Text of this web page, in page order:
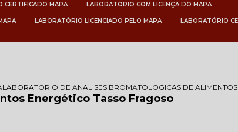
CERTIFICADO MAPA LABORATÓRIO COM LICENÇA DO MAPA
LABORATÓRIO LICENCIADO PELO MAPA LABORATÓRIO
LABORATORIO DE ANALISES BROMATOLOGICAS DE
Energético Tasso Fragoso